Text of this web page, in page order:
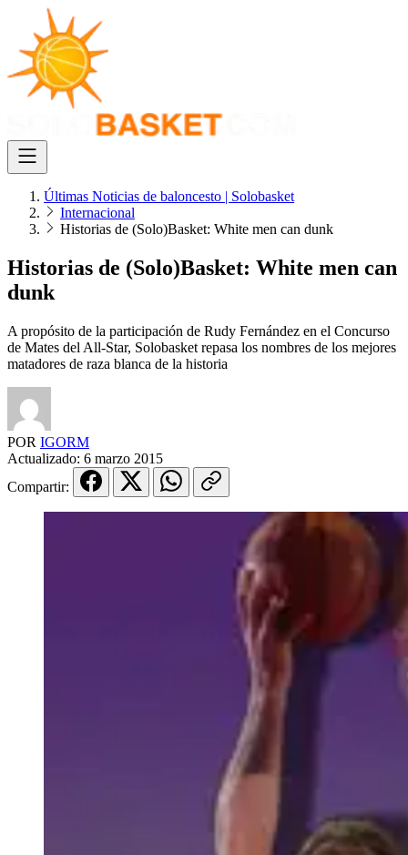
Últimas Noticias de baloncesto | Solobasket
Internacional
Historias de (Solo)Basket: White men can dunk
Historias de (Solo)Basket: White men can
dunk
A propósito de la participación de Rudy Fernández en el Concurso
de Mates del All-Star, Solobasket repasa los nombres de los mejores
matadores de raza blanca de la historia
POR IGORM
Actualizado: 6 marzo 2015
Compartir: